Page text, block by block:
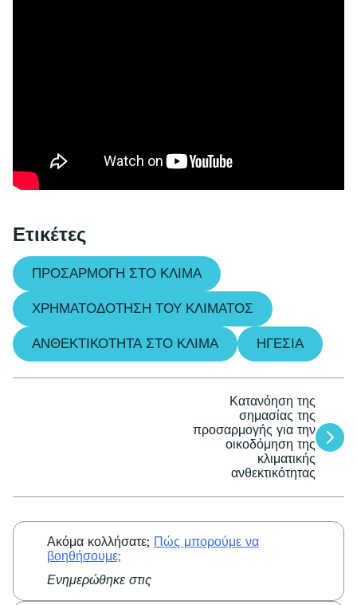
Ετικέτες
ΠΡΟΣΑΡΜΟΓΉ ΣΤΟ ΚΛΊΜΑ
ΧΡΗΜΑΤΟΔΌΤΗΣΗ ΤΟΥ ΚΛΊΜΑΤΟΣ
ΑΝΘΕΚΤΙΚΌΤΗΤΑ ΣΤΟ ΚΛΊΜΑ ΗΓΕΣΊΑ
Κατανόηση της
σημασίας της
προσαρμογής για την
οικοδόμηση της
κλιματικής
ανθεκτικότητας
Ακόμα κολλήσατε; Πώς μπορούμε να
βοηθήσουμε;
Ενημερώθηκε στις